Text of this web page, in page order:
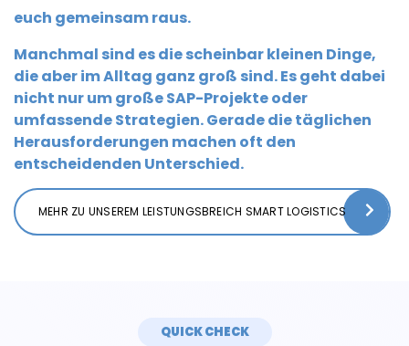
euch gemeinsam raus.
Manchmal sind es die scheinbar kleinen Dinge,
die aber im Alltag ganz groß sind. Es geht dabei
nicht nur um große SAP-Projekte oder
umfassende Strategien. Gerade die täglichen
Herausforderungen machen oft den
entscheidenden Unterschied.
MEHR ZU UNSEREM LEISTUNGSBREICH SMART LOGISTICS
QUICK CHECK